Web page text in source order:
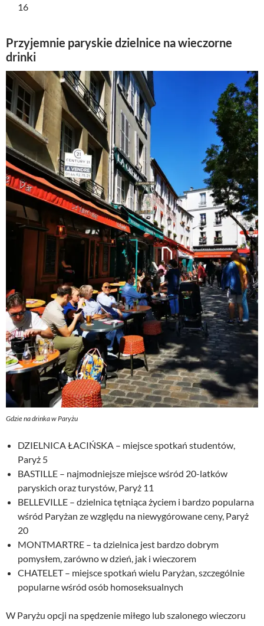
16
Przyjemnie paryskie dzielnice na wieczorne
drinki
Gdzie na drinka w Paryżu
DZIELNICA ŁACIŃSKA – miejsce spotkań studentów,
Paryż 5
BASTILLE – najmodniejsze miejsce wśród 20-latków
paryskich oraz turystów, Paryż 11
BELLEVILLE – dzielnica tętniąca życiem i bardzo popularna
wśród Paryżan ze względu na niewygórowane ceny, Paryż
20
MONTMARTRE – ta dzielnica jest bardzo dobrym
pomysłem, zarówno w dzień, jak i wieczorem
CHATELET – miejsce spotkań wielu Paryżan, szczególnie
popularne wśród osób homoseksualnych
W Paryżu opcji na spędzenie miłego lub szalonego wieczoru